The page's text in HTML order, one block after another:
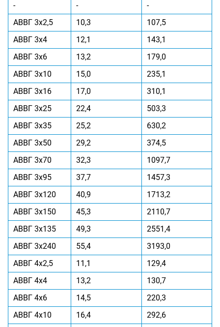
-
-
-
АВВГ 3x2,5
10,3
107,5
АВВГ 3x4
12,1
143,1
АВВГ 3x6
13,2
179,0
АВВГ 3x10
15,0
235,1
АВВГ 3x16
17,0
310,1
АВВГ 3x25
22,4
503,3
АВВГ 3x35
25,2
630,2
АВВГ 3x50
29,2
374,5
АВВГ 3x70
32,3
1097,7
АВВГ 3x95
37,7
1457,3
АВВГ 3x120
40,9
1713,2
АВВГ 3x150
45,3
2110,7
АВВГ 3x135
49,3
2551,4
АВВГ 3x240
55,4
3193,0
АВВГ 4x2,5
11,1
129,4
АВВГ 4x4
13,2
130,7
АВВГ 4x6
14,5
220,3
АВВГ 4x10
16,4
292,6